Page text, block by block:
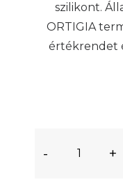
szilikont.
ORTIGIA
értékrendet
- +